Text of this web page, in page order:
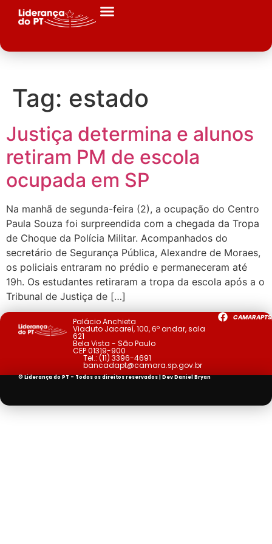
Tag: estado
Justiça determina e alunos
retiram PM de escola
ocupada em SP
Na manhã de segunda-feira (2), a ocupação do Centro
Paula Souza foi surpreendida com a chegada da Tropa
de Choque da Polícia Militar. Acompanhados do
secretário de Segurança Pública, Alexandre de Moraes,
os policiais entraram no prédio e permaneceram até
19h. Os estudantes retiraram a tropa da escola após a o
Tribunal de Justiça de […]
Palácio Anchieta
Viaduto Jacareí, 100, 6º andar, sala
621
Bela Vista - São Paulo
CEP 01319-900
Tel.: (11) 3396-4691
bancadapt@camara.sp.gov.br
© Liderança do PT - Todos os direitos reservados | DevDaniel Bryan